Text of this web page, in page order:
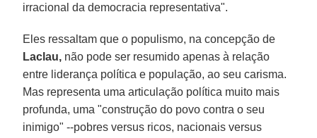
irracional da democracia representativa".
Eles ressaltam que o populismo, na concepção de
Laclau, não pode ser resumido apenas à relação
entre liderança política e população, ao seu carisma.
Mas representa uma articulação política muito mais
profunda, uma "construção do povo contra o seu
inimigo" --pobres versus ricos, nacionais versus